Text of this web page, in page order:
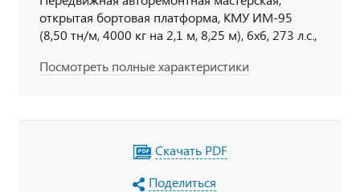
открытая бортовая платформа, КМУ ИМ-95
(8,50 тн/м, 4000 кг на 2,1 м, 8,25 м), 6х6, 273 л.с.,
Посмотреть полные характеристики
Скачать PDF
Поделиться